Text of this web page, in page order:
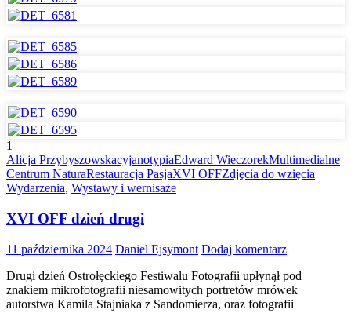
1
Alicja PrzybyszowskacyjanotypiaEdward WieczorekMultimedialne
Centrum NaturaRestauracja PasjaXVI OFFZdjęcia do wzięcia
Wydarzenia, Wystawy i wernisaże
XVI OFF dzień drugi
11 października 2024 Daniel Ejsymont Dodaj komentarz
Drugi dzień Ostrołęckiego Festiwalu Fotografii upłynął pod
znakiem mikrofotografii niesamowitych portretów mrówek
autorstwa Kamila Stajniaka z Sandomierza, oraz fotografii